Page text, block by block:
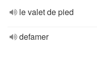
le valet de pied
defamer